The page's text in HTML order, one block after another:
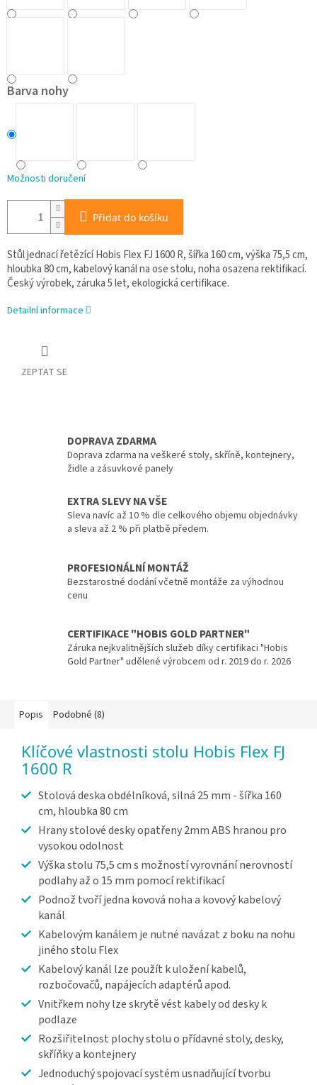
Barva nohy
Možnosti doručení
Přidat do košíku
Stůl jednací řetězící Hobis Flex FJ 1600 R, šířka 160 cm, výška 75,5 cm,
hloubka 80 cm, kabelový kanál na ose stolu, noha osazena rektifikací.
Český výrobek, záruka 5 let, ekologická certifikace.
Detailní informace
ZEPTAT SE
DOPRAVA ZDARMA
Doprava zdarma na veškeré stoly, skříně, kontejnery,
židle a zásuvkové panely
EXTRA SLEVY NA VŠE
Sleva navíc až 10 % dle celkového objemu objednávky
a sleva až 2 % při platbě předem.
PROFESIONÁLNÍ MONTÁŽ
Bezstarostné dodání včetně montáže za výhodnou
cenu
CERTIFIKACE "HOBIS GOLD PARTNER"
Záruka nejkvalitnějších služeb díky certifikaci "Hobis
Gold Partner" udělené výrobcem od r. 2019 do r. 2026
Popis Podobné (8)
Klíčové vlastnosti stolu Hobis Flex FJ
1600 R
Stolová deska obdélníková, silná 25 mm - šířka 160
cm, hloubka 80 cm
Hrany stolové desky opatřeny 2mm ABS hranou pro
vysokou odolnost
Výška stolu 75,5 cm s možností vyrovnání nerovností
podlahy až o 15 mm pomocí rektifikací
Podnož tvoří jedna kovová noha a kovový kabelový
kanál
Kabelovým kanálem je nutné navázat z boku na nohu
jiného stolu Flex
Kabelový kanál lze použít k uložení kabelů,
rozbočovačů, napájecích adaptérů apod.
Vnitřkem nohy lze skrytě vést kabely od desky k
podlaze
Rozšiřitelnost plochy stolu o přídavné stoly, desky,
skříňky a kontejnery
Jednoduchý spojovací systém usnadňující tvorbu